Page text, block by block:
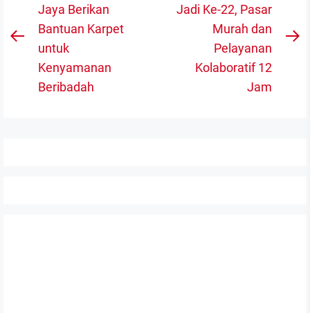
pos
Previous
Jaya Berikan
Bantuan Karpet
untuk
Kenyamanan
Beribadah
Jadi Ke-22, Pasar
Murah dan
Pelayanan
Kolaboratif 12
Jam